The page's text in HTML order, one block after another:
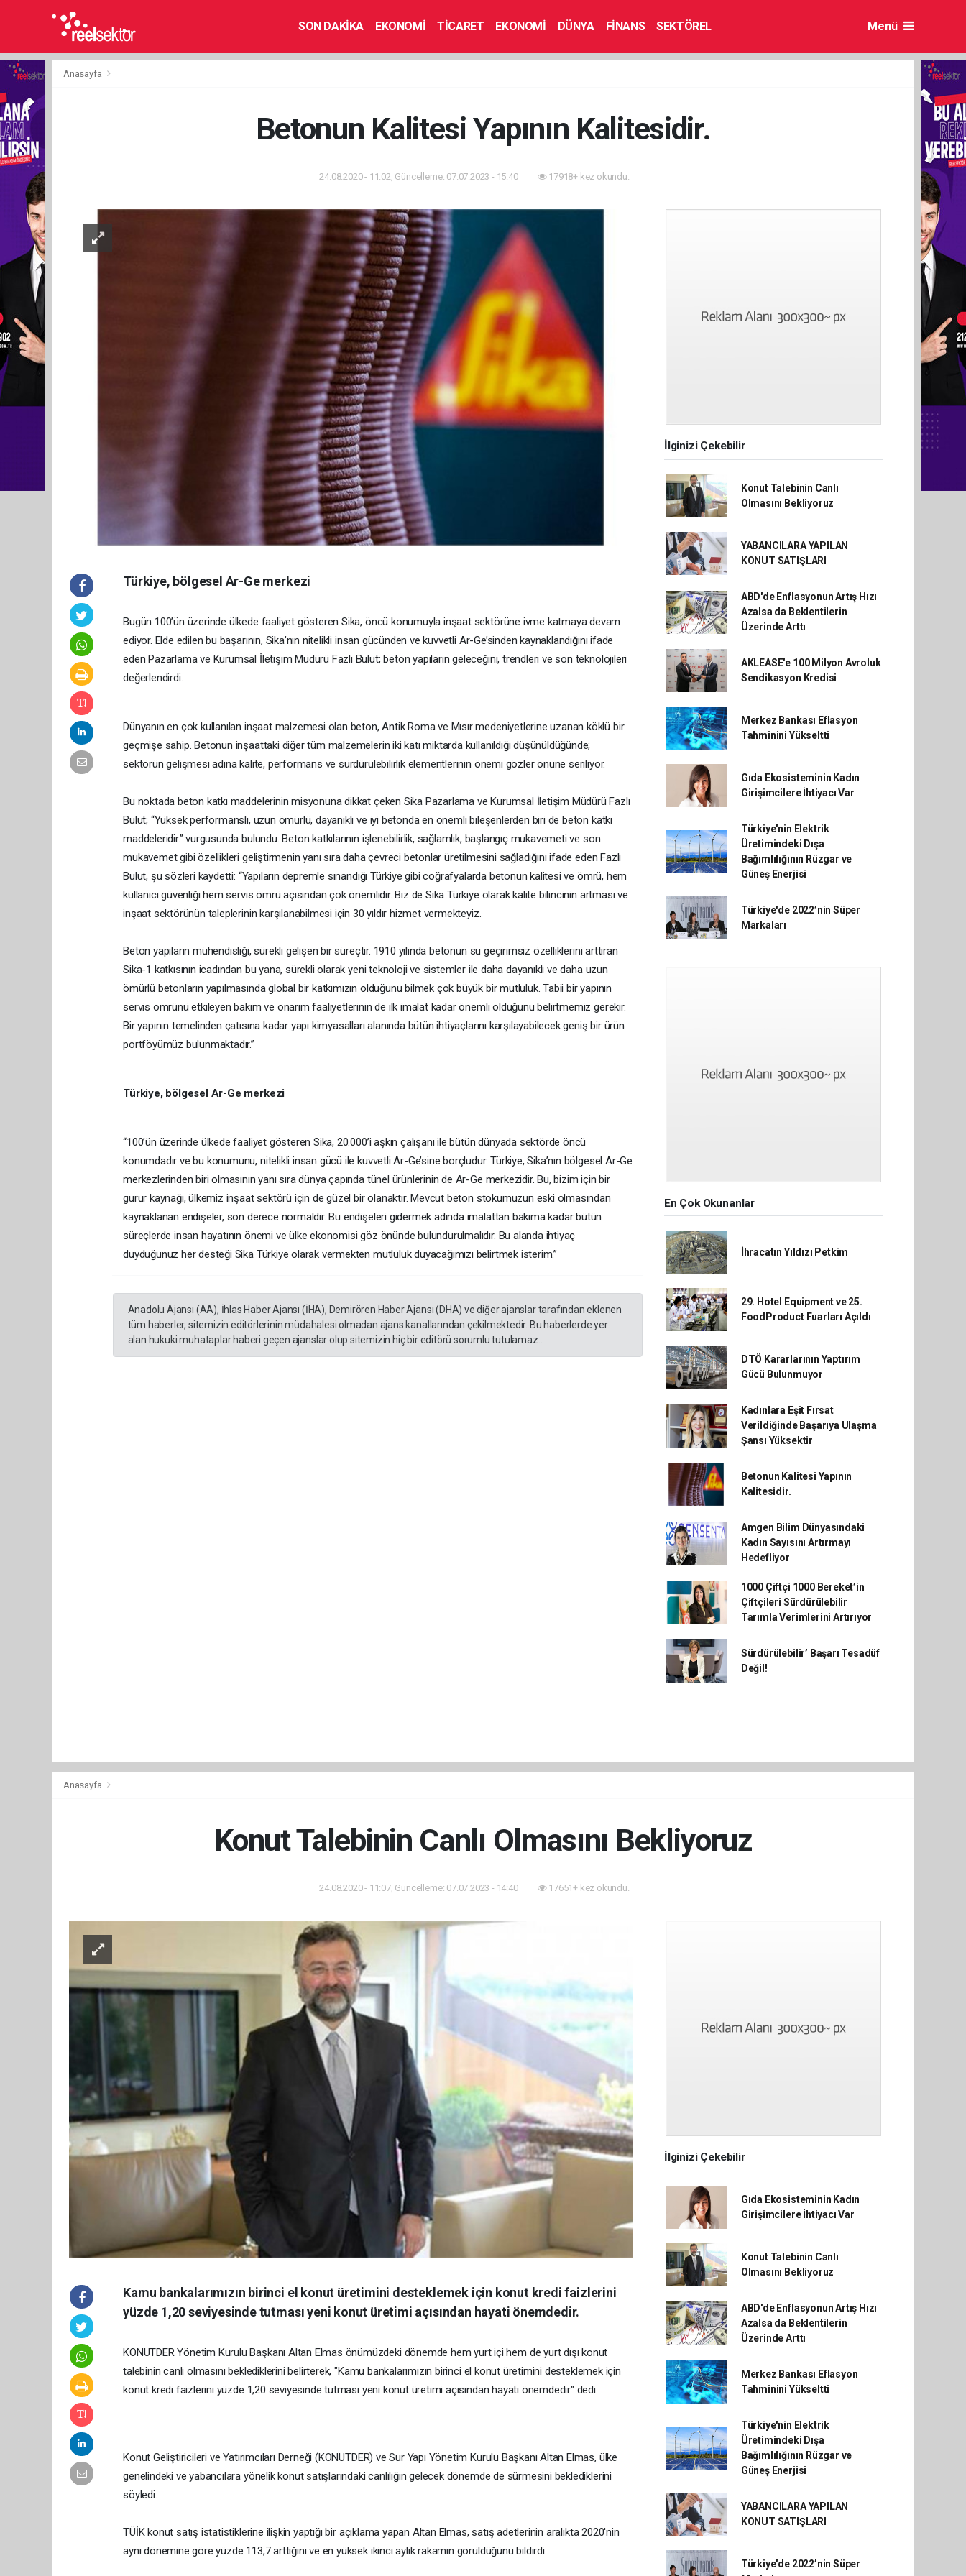
SON DAKİKA EKONOMİ TİCARET EKONOMİ DÜNYA FİNANS SEKTÖREL Menü
Anasayfa
Betonun Kalitesi Yapının Kalitesidir.
24.08.2020 - 11:02, Güncelleme: 07.07.2023 - 15:40 17918+ kez okundu.
Türkiye, bölgesel Ar-Ge merkezi
Bugün 100’ün üzerinde ülkede faaliyet gösteren Sika, öncü konumuyla inşaat sektörüne ivme katmaya devam
ediyor. Elde edilen bu başarının, Sika’nın nitelikli insan gücünden ve kuvvetli Ar-Ge’sinden kaynaklandığını ifade
eden Pazarlama ve Kurumsal İletişim Müdürü Fazlı Bulut; beton yapıların geleceğini, trendleri ve son teknolojileri
değerlendirdi.
Dünyanın en çok kullanılan inşaat malzemesi olan beton, Antik Roma ve Mısır medeniyetlerine uzanan köklü bir
geçmişe sahip. Betonun inşaattaki diğer tüm malzemelerin iki katı miktarda kullanıldığı düşünüldüğünde;
sektörün gelişmesi adına kalite, performans ve sürdürülebilirlik elementlerinin önemi gözler önüne seriliyor.
Bu noktada beton katkı maddelerinin misyonuna dikkat çeken Sika Pazarlama ve Kurumsal İletişim Müdürü Fazlı
Bulut; “Yüksek performanslı, uzun ömürlü, dayanıklı ve iyi betonda en önemli bileşenlerden biri de beton katkı
maddeleridir.” vurgusunda bulundu. Beton katkılarının işlenebilirlik, sağlamlık, başlangıç mukavemeti ve son
mukavemet gibi özellikleri geliştirmenin yanı sıra daha çevreci betonlar üretilmesini sağladığını ifade eden Fazlı
Bulut, şu sözleri kaydetti: “Yapıların depremle sınandığı Türkiye gibi coğrafyalarda betonun kalitesi ve ömrü, hem
kullanıcı güvenliği hem servis ömrü açısından çok önemlidir. Biz de Sika Türkiye olarak kalite bilincinin artması ve
inşaat sektörünün taleplerinin karşılanabilmesi için 30 yıldır hizmet vermekteyiz.
Beton yapıların mühendisliği, sürekli gelişen bir süreçtir. 1910 yılında betonun su geçirimsiz özelliklerini arttıran
Sika-1 katkısının icadından bu yana, sürekli olarak yeni teknoloji ve sistemler ile daha dayanıklı ve daha uzun
ömürlü betonların yapılmasında global bir katkımızın olduğunu bilmek çok büyük bir mutluluk. Tabii bir yapının
servis ömrünü etkileyen bakım ve onarım faaliyetlerinin de ilk imalat kadar önemli olduğunu belirtmemiz gerekir.
Bir yapının temelinden çatısına kadar yapı kimyasalları alanında bütün ihtiyaçlarını karşılayabilecek geniş bir ürün
portföyümüz bulunmaktadır.”
Türkiye, bölgesel Ar-Ge merkezi
“100’ün üzerinde ülkede faaliyet gösteren Sika, 20.000’i aşkın çalışanı ile bütün dünyada sektörde öncü
konumdadır ve bu konumunu, nitelikli insan gücü ile kuvvetli Ar-Ge’sine borçludur. Türkiye, Sika’nın bölgesel Ar-Ge
merkezlerinden biri olmasının yanı sıra dünya çapında tünel ürünlerinin de Ar-Ge merkezidir. Bu, bizim için bir
gurur kaynağı, ülkemiz inşaat sektörü için de güzel bir olanaktır. Mevcut beton stokumuzun eski olmasından
kaynaklanan endişeler, son derece normaldir. Bu endişeleri gidermek adında imalattan bakıma kadar bütün
süreçlerde insan hayatının önemi ve ülke ekonomisi göz önünde bulundurulmalıdır. Bu alanda ihtiyaç
duyduğunuz her desteği Sika Türkiye olarak vermekten mutluluk duyacağımızı belirtmek isterim.”
Anadolu Ajansı (AA), İhlas Haber Ajansı (İHA), Demirören Haber Ajansı (DHA) ve diğer ajanslar tarafından eklenen
tüm haberler, sitemizin editörlerinin müdahalesi olmadan ajans kanallarından çekilmektedir. Bu haberlerde yer
alan hukuki muhataplar haberi geçen ajanslar olup sitemizin hiç bir editörü sorumlu tutulamaz...
İlginizi Çekebilir
Konut Talebinin Canlı
Olmasını Bekliyoruz
YABANCILARA YAPILAN
KONUT SATIŞLARI
ABD'de Enflasyonun Artış Hızı
Azalsa da Beklentilerin
Üzerinde Arttı
AKLEASE'e 100 Milyon Avroluk
Sendikasyon Kredisi
Merkez Bankası Eflasyon
Tahminini Yükseltti
Gıda Ekosisteminin Kadın
Girişimcilere İhtiyacı Var
Türkiye'nin Elektrik
Üretimindeki Dışa
Bağımlılığının Rüzgar ve
Güneş Enerjisi
Türkiye'de 2022’nin Süper
Markaları
En Çok Okunanlar
İhracatın Yıldızı Petkim
29. Hotel Equipment ve 25.
FoodProduct Fuarları Açıldı
DTÖ Kararlarının Yaptırım
Gücü Bulunmuyor
Kadınlara Eşit Fırsat
Verildiğinde Başarıya Ulaşma
Şansı Yüksektir
Betonun Kalitesi Yapının
Kalitesidir.
Amgen Bilim Dünyasındaki
Kadın Sayısını Artırmayı
Hedefliyor
1000 Çiftçi 1000 Bereket’in
Çiftçileri Sürdürülebilir
Tarımla Verimlerini Artırıyor
Sürdürülebilir’ Başarı Tesadüf
Değil!
Anasayfa
Konut Talebinin Canlı Olmasını Bekliyoruz
24.08.2020 - 11:07, Güncelleme: 07.07.2023 - 14:40 17651+ kez okundu.
Kamu bankalarımızın birinci el konut üretimini desteklemek için konut kredi faizlerini
yüzde 1,20 seviyesinde tutması yeni konut üretimi açısından hayati önemdedir.
KONUTDER Yönetim Kurulu Başkanı Altan Elmas önümüzdeki dönemde hem yurt içi hem de yurt dışı konut
talebinin canlı olmasını beklediklerini belirterek, "Kamu bankalarımızın birinci el konut üretimini desteklemek için
konut kredi faizlerini yüzde 1,20 seviyesinde tutması yeni konut üretimi açısından hayati önemdedir" dedi.
Konut Geliştiricileri ve Yatırımcıları Derneği (KONUTDER) ve Sur Yapı Yönetim Kurulu Başkanı Altan Elmas, ülke
genelindeki ve yabancılara yönelik konut satışlarındaki canlılığın gelecek dönemde de sürmesini beklediklerini
söyledi.
TÜİK konut satış istatistiklerine ilişkin yaptığı bir açıklama yapan Altan Elmas, satış adetlerinin aralıkta 2020'nin
aynı dönemine göre yüzde 113,7 arttığını ve en yüksek ikinci aylık rakamın görüldüğünü bildirdi.
İlginizi Çekebilir
Gıda Ekosisteminin Kadın
Girişimcilere İhtiyacı Var
Konut Talebinin Canlı
Olmasını Bekliyoruz
ABD'de Enflasyonun Artış Hızı
Azalsa da Beklentilerin
Üzerinde Arttı
Merkez Bankası Eflasyon
Tahminini Yükseltti
Türkiye'nin Elektrik
Üretimindeki Dışa
Bağımlılığının Rüzgar ve
Güneş Enerjisi
YABANCILARA YAPILAN
KONUT SATIŞLARI
Türkiye'de 2022’nin Süper